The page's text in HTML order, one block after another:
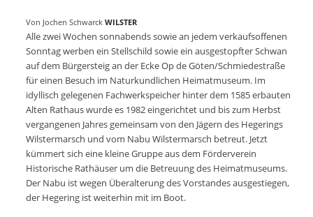
Von Jochen Schwarck WILSTER
Alle zwei Wochen sonnabends sowie an jedem verkaufsoffenen
Sonntag werben ein Stellschild sowie ein ausgestopfter Schwan
auf dem Bürgersteig an der Ecke Op de Göten/Schmiedestraße
für einen Besuch im Naturkundlichen Heimatmuseum. Im
idyllisch gelegenen Fachwerkspeicher hinter dem 1585 erbauten
Alten Rathaus wurde es 1982 eingerichtet und bis zum Herbst
vergangenen Jahres gemeinsam von den Jägern des Hegerings
Wilstermarsch und vom Nabu Wilstermarsch betreut. Jetzt
kümmert sich eine kleine Gruppe aus dem Förderverein
Historische Rathäuser um die Betreuung des Heimatmuseums.
Der Nabu ist wegen Überalterung des Vorstandes ausgestiegen,
der Hegering ist weiterhin mit im Boot.